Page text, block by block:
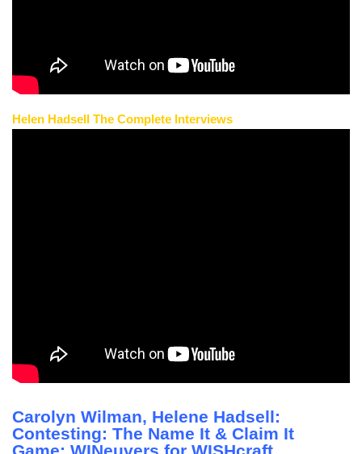
Helen Hadsell The Complete Interviews
Carolyn Wilman, Helene Hadsell:
Contesting: The Name It & Claim It